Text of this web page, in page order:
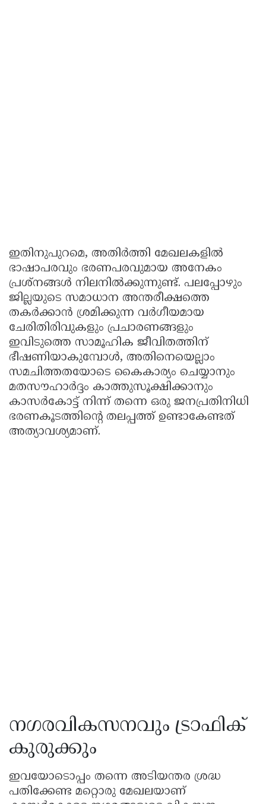
ഇതിനുപുറമെ, അതിർത്തി മേഖലകളിൽ
ഭാഷാപരവും ഭരണപരവുമായ അനേകം
പ്രശ്നങ്ങൾ നിലനിൽക്കുന്നുണ്ട്. പലപ്പോഴും
ജില്ലയുടെ സമാധാന അന്തരീക്ഷത്തെ
തകർക്കാൻ ശ്രമിക്കുന്ന വർഗീയമായ
ചേരിതിരിവുകളും പ്രചാരണങ്ങളും
ഇവിടുത്തെ സാമൂഹിക ജീവിതത്തിന്
ഭീഷണിയാകുമ്പോൾ, അതിനെയെല്ലാം
സമചിത്തതയോടെ കൈകാര്യം ചെയ്യാനും
മതസൗഹാർദ്ദം കാത്തുസൂക്ഷിക്കാനും
കാസർകോട്ട് നിന്ന് തന്നെ ഒരു ജനപ്രതിനിധി
ഭരണകൂടത്തിന്റെ തലപ്പത്ത് ഉണ്ടാകേണ്ടത്
അത്യാവശ്യമാണ്.
നഗരവികസനവും ട്രാഫിക്
കുരുക്കും
ഇവയോടൊപ്പം തന്നെ അടിയന്തര ശ്രദ്ധ
പതിക്കേണ്ട മറ്റൊരു മേഖലയാണ്